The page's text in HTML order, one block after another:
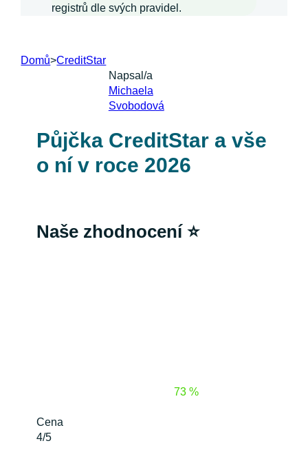
registrů dle svých pravidel.
Domů>CreditStar
Napsal/a
Michaela
Svobodová
Půjčka CreditStar a vše
o ní v roce 2026
Naše zhodnocení ⭐
73 %
Cena
4/5